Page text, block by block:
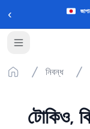
‹
নিবন্ধ
টোকিও,